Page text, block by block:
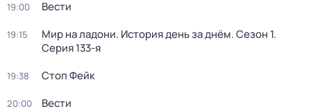
19:00 Вести
19:15 Мир на ладони. История день за днём. Сезон 1.
Серия 133-я
19:38 Стоп Фейк
20:00 Вести